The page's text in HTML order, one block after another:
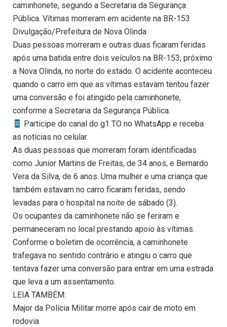
caminhonete, segundo a Secretaria da Segurança
Pública. Vítimas morreram em acidente na BR-153
Divulgação/Prefeitura de Nova Olinda
Duas pessoas morreram e outras duas ficaram feridas
após uma batida entre dois veículos na BR-153, próximo
a Nova Olinda, no norte do estado. O acidente aconteceu
quando o carro em que as vítimas estavam tentou fazer
uma conversão e foi atingido pela caminhonete,
conforme a Secretaria da Segurança Pública.
Participe do canal do g1 TO no WhatsApp e receba
as notícias no celular.
As duas pessoas que morreram foram identificadas
como Junior Martins de Freitas, de 34 anos, e Bernardo
Vera da Silva, de 6 anos. Uma mulher e uma criança que
também estavam no carro ficaram feridas, sendo
levadas para o hospital na noite de sábado (3).
Os ocupantes da caminhonete não se feriram e
permaneceram no local prestando apoio às vítimas.
Conforme o boletim de ocorrência, a caminhonete
trafegava no sentido contrário e atingiu o carro que
tentava fazer uma conversão para entrar em uma estrada
que leva a um assentamento.
LEIA TAMBÉM:
Major da Polícia Militar morre após cair de moto em
rodovia